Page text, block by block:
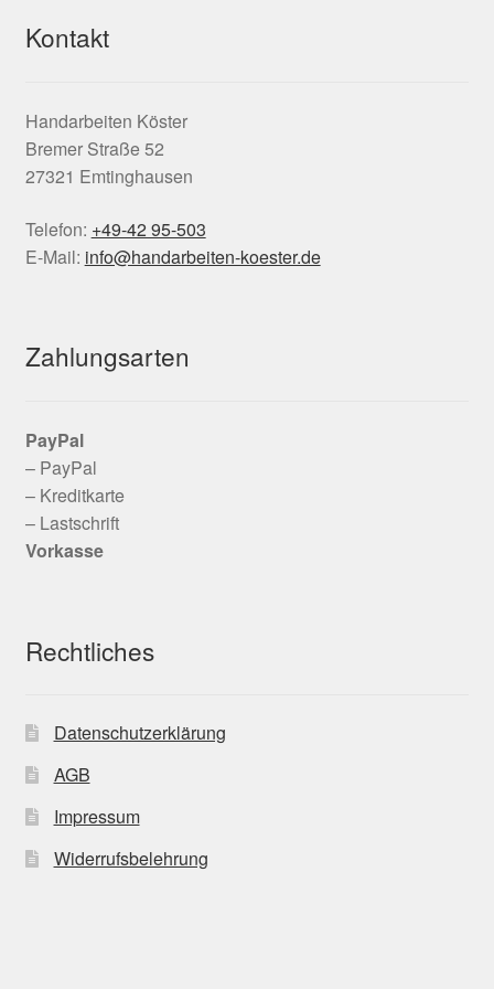
Kontakt
Handarbeiten Köster
Bremer Straße 52
27321 Emtinghausen
Telefon: +49-42 95-503
E-Mail: info@handarbeiten-koester.de
Zahlungsarten
PayPal
– PayPal
– Kreditkarte
– Lastschrift
Vorkasse
Rechtliches
Datenschutzerklärung
AGB
Impressum
Widerrufsbelehrung